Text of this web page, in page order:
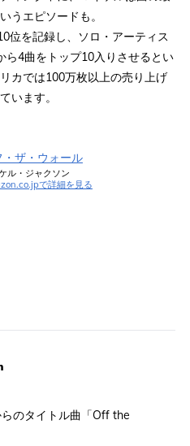
うエピソードも。
位を記録し、ソロ・アーティス
ら4曲をトップ10入りさせるとい
カでは100万枚以上の売り上げ
います。
・ザ・ウォール
ル・ジャクソン
で詳細を見る
のタイトル曲「Off the